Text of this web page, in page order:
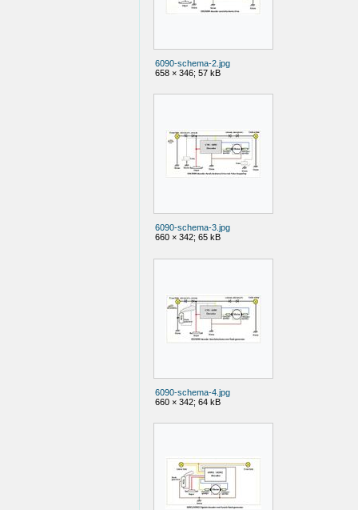
6090-schema-2.jpg
658 × 346; 57 kB
6090-schema-3.jpg
660 × 342; 65 kB
6090-schema-4.jpg
660 × 342; 64 kB